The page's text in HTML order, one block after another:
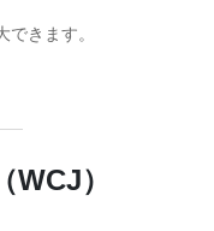
きます。
）